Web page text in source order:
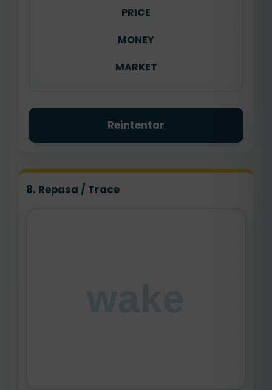
PRICE
MONEY
MARKET
Reintentar
8. Repasa / Trace